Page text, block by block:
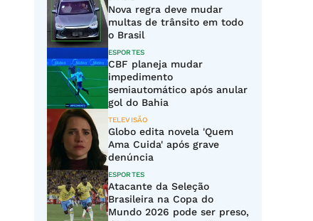
Nova regra deve mudar
multas de trânsito em todo
o Brasil
ESPORTES
CBF planeja mudar
impedimento
semiautomático após anular
gol do Bahia
TELEVISÃO
Globo edita novela 'Quem
Ama Cuida' após grave
denúncia
ESPORTES
Atacante da Seleção
Brasileira na Copa do
Mundo 2026 pode ser preso,